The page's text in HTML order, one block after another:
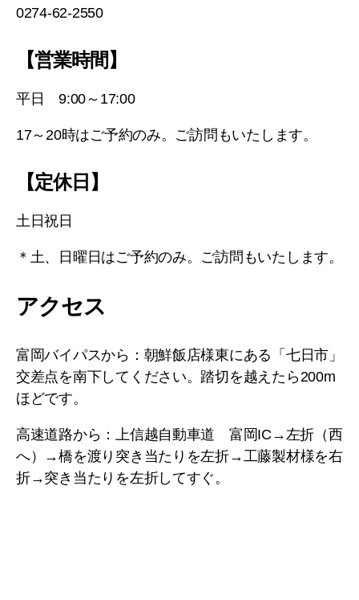
0274-62-2550
【営業時間】
平日 9:00～17:00
17～20時はご予約のみ。ご訪問もいたします。
【定休日】
土日祝日
＊土、日曜日はご予約のみ。ご訪問もいたします。
アクセス
富岡バイパスから：朝鮮飯店様東にある「七日市」
交差点を南下してください。踏切を越えたら200m
ほどです。
高速道路から：上信越自動車道 富岡IC→左折（西
へ）→橋を渡り突き当たりを左折→工藤製材様を右
折→突き当たりを左折してすぐ。